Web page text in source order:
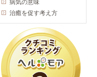
病気の意味
治癒を促す考え方